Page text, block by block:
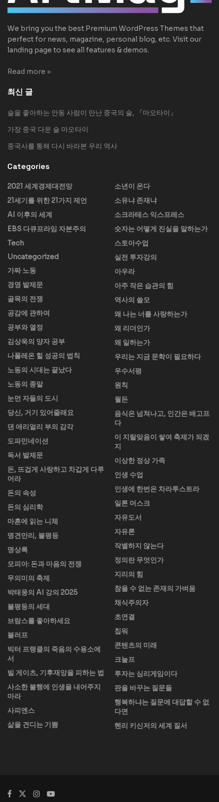
We bring you the best Premium WordPress Themes that
perfect for news, magazine, personal blog, etc. Visit our
landing page to see all features & demos.
Read more »
최신 글
술을 좋아하는 안동 사람이 만난 중국의 술, 『마오타이』
가장 중국 다운 술 마오타이
중국사를 통해 다시 바라본 우리 역사
Categories
2021 세계경제대전망
21세기를 위한 21가지 제언
AI 이후의 세계
EBS 다큐프라임 자본주의
Tech
Uncategorized
가짜 노동
경영 발제문
골목의 전쟁
공감에 관하여
공부와 열정
김상욱의 양자 공부
나폴레온 힐 성공의 법칙
노동의 시대는 끝났다
노동의 종말
눈먼 자들의 도시
당신, 거기 있어줄래요
댄 애리얼리 부의 감각
도파민네이션
독서 발제문
돈, 뜨겁게 사랑하고 차갑게 다루
어라
돈의 속성
돈의 심리학
마흔에 읽는 니체
명견만리, 불평등
명상록
모피아: 돈과 마음의 전쟁
무의미의 축제
박태웅의 AI 강의 2025
불평등의 세대
브람스를 좋아하세요
블러프
빅터 프랭클의 죽음의 수용소에
서
빌 게이츠, 기후재앙을 피하는 법
사소한 불행에 인생을 내어주지
마라
사피엔스
삶을 견디는 기쁨
소년이 온다
소유냐 존재냐
소크라테스 익스프레스
숫자는 어떻게 진실을 말하는가
스토아수업
실전 투자강의
아우라
아주 작은 습관의 힘
역사의 쓸모
왜 나는 너를 사랑하는가
왜 리더인가
왜 일하는가
우리는 지금 문학이 필요하다
우수서평
원칙
월든
음식은 넘쳐나고, 인간은 배고프
다
이 지랄맞음이 쌓여 축제가 되겠
지
이상한 정상 가족
인생 수업
인생에 한번은 차라투스트라
일론 머스크
자유도서
자유론
작별하지 않는다
정의란 무엇인가
지리의 힘
참을 수 없는 존재의 가벼움
채식주의자
초연결
칩워
콘텐츠의 미래
크눌프
투자는 심리게임이다
판을 바꾸는 질문들
행복하냐는 질문에 대답할 수 없
다면
헨리 키신저의 세계 질서